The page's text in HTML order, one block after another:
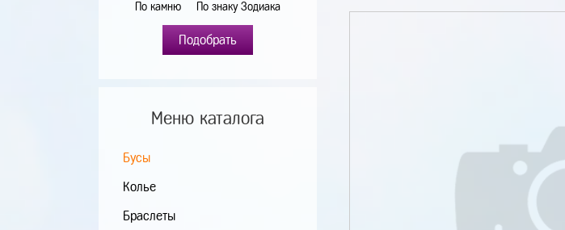
По камню По знаку Зодиака
Подобрать
Меню каталога
Бусы
Колье
Браслеты